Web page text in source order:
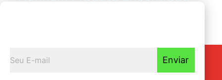
Enviar
Av. Tarraf, 2570/2580 - Jardim